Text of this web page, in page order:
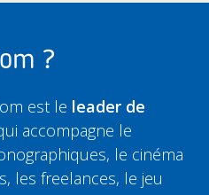
?
est le leader de
accompagne le
le cinéma
les freelances, le jeu